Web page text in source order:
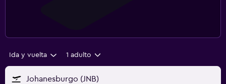
Ida y vuelta 1 adulto
Johanesburgo (JNB)